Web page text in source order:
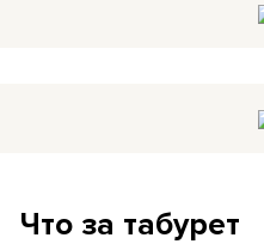
Что за табурет